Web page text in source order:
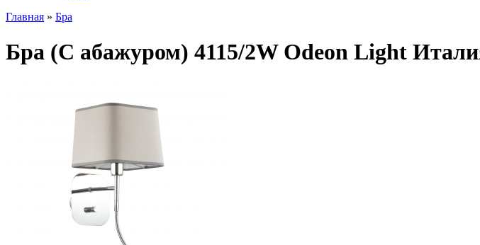
Главная » Бра
Бра (С абажуром) 4115/2W Odeon Light